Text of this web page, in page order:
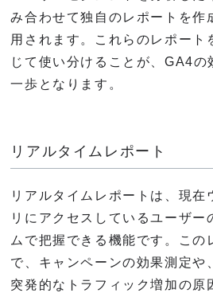
み合わせて独自のレポートを作
用されます。これらのレポート
じて使い分けることが、GA4の
一歩となります。
リアルタイムレポート
リアルタイムレポートは、現在
リにアクセスしているユーザー
ムで把握できる機能です。この
で、キャンペーンの効果測定や
突発的なトラフィック増加の原